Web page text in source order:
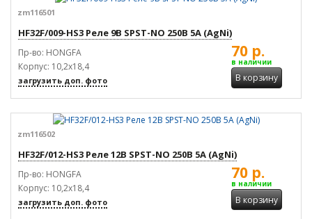
zm116501
HF32F/009-HS3 Реле 9В SPST-NO 250В 5А (AgNi)
Пр-во: HONGFA
Корпус: 10,2x18,4
загрузить доп. фото
70 р.
в наличии
В корзину
zm116502
HF32F/012-HS3 Реле 12В SPST-NO 250В 5А (AgNi)
Пр-во: HONGFA
Корпус: 10,2x18,4
загрузить доп. фото
70 р.
в наличии
В корзину